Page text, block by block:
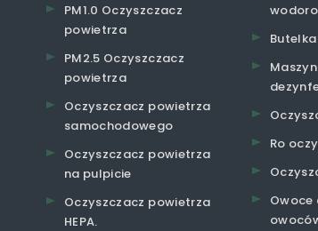
PM1.0 Oczyszczacz
powietrza
PM2.5 Oczyszczacz
powietrza
Oczyszczacz powietrza
samochodowego
Oczyszczacz powietrza
na pulpicie
Oczyszczacz powietrza
HEPA.
Ro
Owoce